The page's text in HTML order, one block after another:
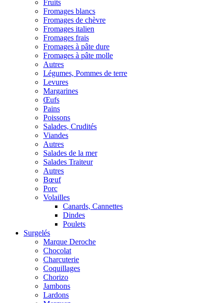
Fruits
Fromages blancs
Fromages de chèvre
Fromages italien
Fromages frais
Fromages à pâte dure
Fromages à pâte molle
Autres
Légumes, Pommes de terre
Levures
Margarines
Œufs
Pains
Poissons
Salades, Crudités
Viandes
Autres
Salades de la mer
Salades Traiteur
Autres
Bœuf
Porc
Volailles
Canards, Cannettes
Dindes
Poulets
Surgelés
Marque Deroche
Chocolat
Charcuterie
Coquillages
Chorizo
Jambons
Lardons